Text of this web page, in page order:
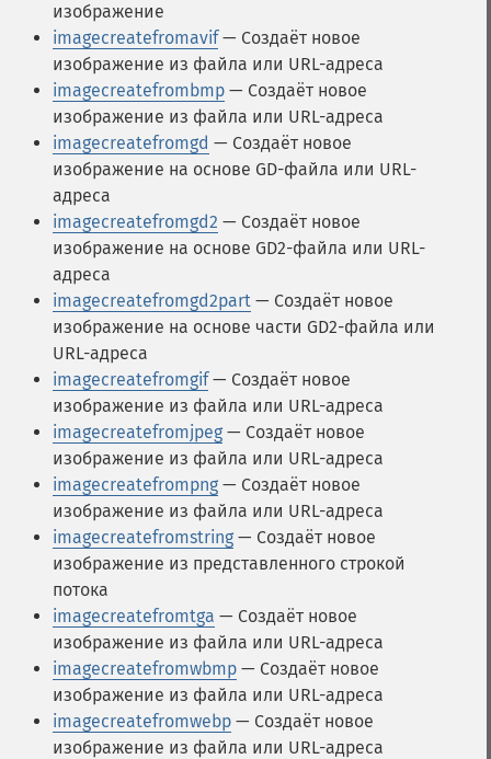
изображение
imagecreatefromavif— Создаёт новое
изображение из файла или URL-адреса
imagecreatefrombmp — Создаёт новое
изображение из файла или URL-адреса
imagecreatefromgd — Создаёт новое
изображение на основе GD-файла или URL-
адреса
imagecreatefromgd2 — Создаёт новое
изображение на основе GD2-файла или URL-
адреса
imagecreatefromgd2part — Создаёт новое
изображение на основе части GD2-файла или
URL-адреса
imagecreatefromgif— Создаёт новое
изображение из файла или URL-адреса
imagecreatefromjpeg — Создаёт новое
изображение из файла или URL-адреса
imagecreatefrompng — Создаёт новое
изображение из файла или URL-адреса
imagecreatefromstring — Создаёт новое
изображение из представленного строкой
потока
imagecreatefromtga — Создаёт новое
изображение из файла или URL-адреса
imagecreatefromwbmp — Создаёт новое
изображение из файла или URL-адреса
imagecreatefromwebp — Создаёт новое
изображение из файла или URL-адреса